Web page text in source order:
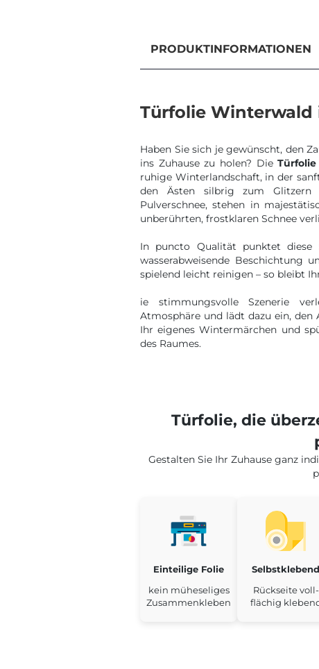
PRODUKTINFORMATIONEN
Türfolie
Haben Sie sich je gewünscht, den
ins Zuhause zu holen? Die
ruhige Winterlandschaft, in der
den Ästen silbrig zum Glitzern
Pulverschnee, stehen in
unberührten, frostklaren Schnee
In puncto Qualität punktet diese
wasserabweisende Beschichtung
spielend leicht reinigen – so bleibt
ie stimmungsvolle Szenerie
Atmosphäre und lädt dazu ein, den
Ihr eigenes Wintermärchen und
des Raumes.
Türfolie, die
Gestalten Sie Ihr Zuhause ganz
Einteilige Folie
kein müheseliges
Zusammenkleben
Selbstklebend
Rückseite voll-
flächig